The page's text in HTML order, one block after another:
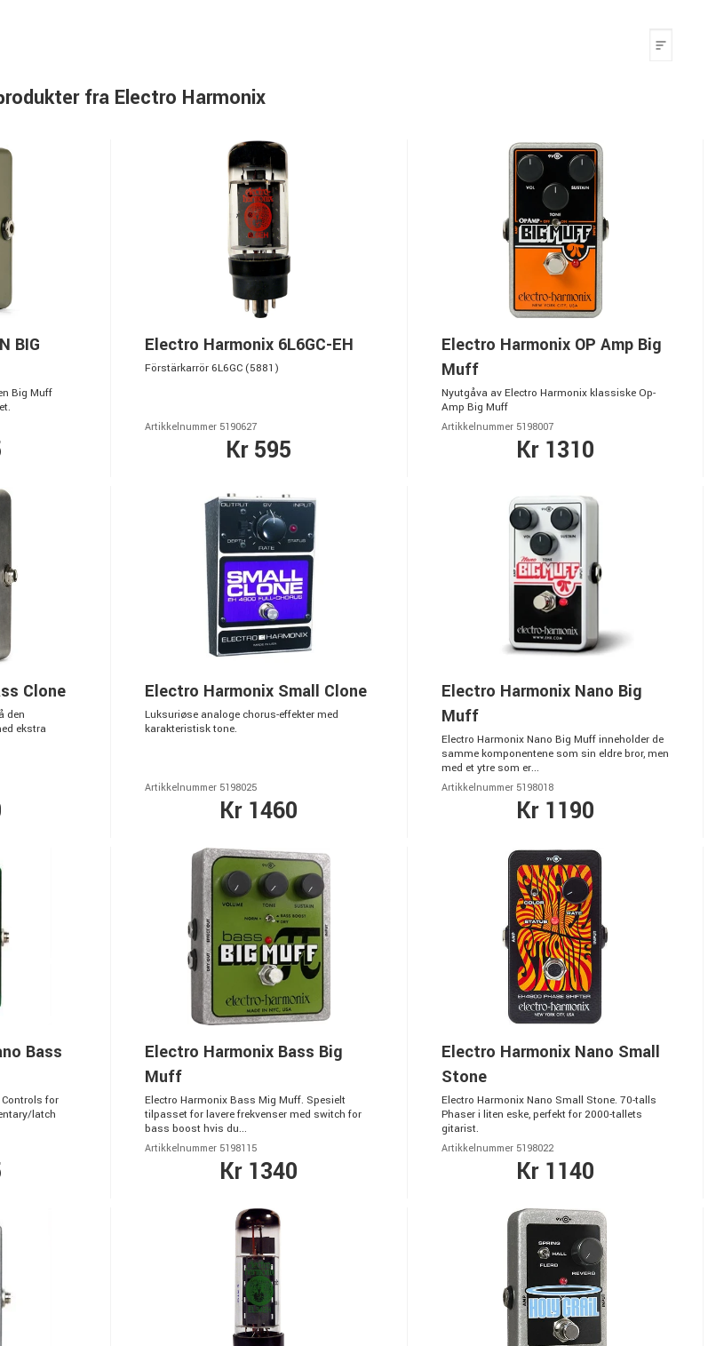
fra Electro Harmonix
BIG
Big Muff
Electro Harmonix 6L6GC-EH
Förstärkarrör 6L6GC (5881)
Artikkelnummer 5190627
Kr 595
Electro Harmonix OP Amp Big
Muff
Nyutgåva av Electro Harmonix klassiske Op-
Amp Big Muff
Artikkelnummer 5198007
Kr 1310
Clone
den
ekstra
Electro Harmonix Small Clone
Luksuriøse analoge chorus-effekter med
karakteristisk tone.
Artikkelnummer 5198025
Kr 1460
Electro Harmonix Nano Big
Muff
Electro Harmonix Nano Big Muff inneholder de
samme komponentene som sin eldre bror, men
med et ytre som er...
Artikkelnummer 5198018
Kr 1190
Bass
for
latch
Electro Harmonix Bass Big
Muff
Electro Harmonix Bass Mig Muff. Spesielt
tilpasset for lavere frekvenser med switch for
bass boost hvis du...
Artikkelnummer 5198115
Kr 1340
Electro Harmonix Nano Small
Stone
Electro Harmonix Nano Small Stone. 70-talls
Phaser i liten eske, perfekt for 2000-tallets
gitarist.
Artikkelnummer 5198022
Kr 1140